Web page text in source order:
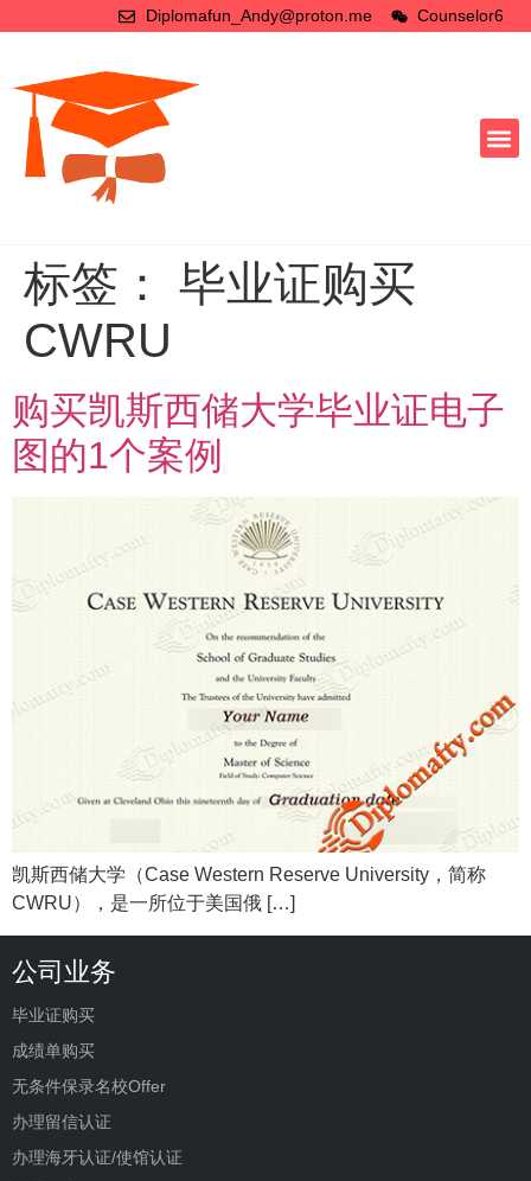
Diplomafun_Andy@proton.me Counselor6
标签： 毕业证购买
CWRU
购买凯斯西储大学毕业证电子
图的1个案例
凯斯西储大学（Case Western Reserve University，简称
CWRU），是一所位于美国俄 […]
公司业务
毕业证购买
成绩单购买
无条件保录名校Offer
办理留信认证
办理海牙认证/使馆认证